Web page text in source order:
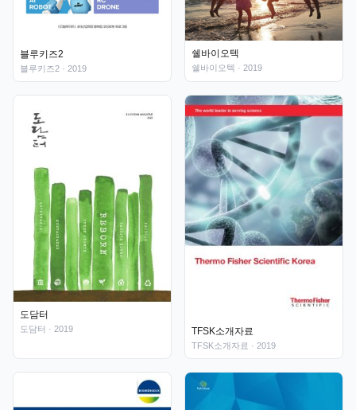
블루키즈2
블루키즈2 · 2019
쉘바이오텍
쉘바이오텍 · 2019
도담터
도담터 · 2019 TFSK소개자료
TFSK소개자료 · 2019